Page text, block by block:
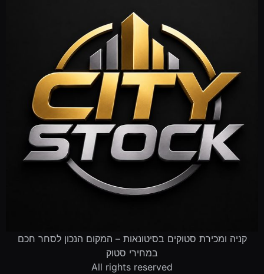
קניה ומכירת סטוקים בסיטונאות – המקום הנכון לסחר חכם
במחירי סטוק
All rights reserved